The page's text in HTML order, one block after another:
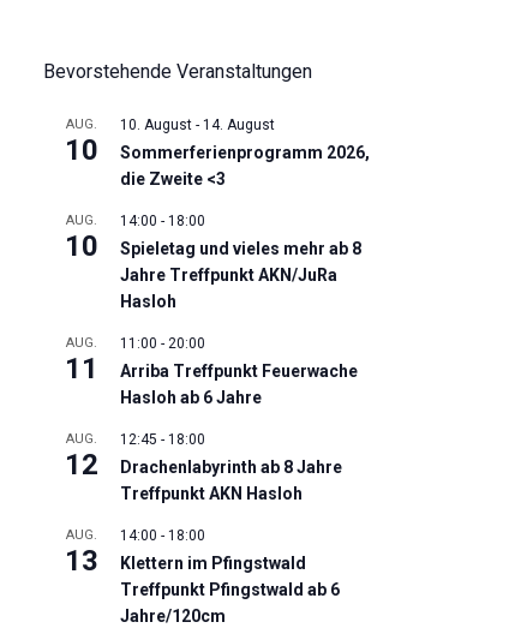
Bevorstehende Veranstaltungen
AUG.
10
10. August - 14. August
Sommerferienprogramm 2026,
die Zweite <3
AUG.
10
14:00 - 18:00
Spieletag und vieles mehr ab 8
Jahre Treffpunkt AKN/JuRa
Hasloh
AUG.
11
11:00 - 20:00
Arriba Treffpunkt Feuerwache
Hasloh ab 6 Jahre
AUG.
12
12:45 - 18:00
Drachenlabyrinth ab 8 Jahre
Treffpunkt AKN Hasloh
AUG.
13
14:00 - 18:00
Klettern im Pfingstwald
Treffpunkt Pfingstwald ab 6
Jahre/120cm